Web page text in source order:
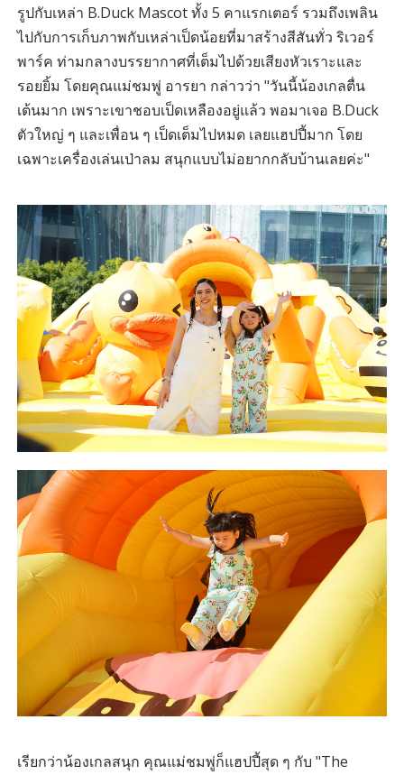
รูปกับเหล่า B.Duck Mascot ทั้ง 5 คาแรกเตอร์ รวมถึงเพลิน
ไปกับการเก็บภาพกับเหล่าเป็ดน้อยที่มาสร้างสีสันทั่ว ริเวอร์
พาร์ค ท่ามกลางบรรยากาศที่เต็มไปด้วยเสียงหัวเราะและ
รอยยิ้ม โดยคุณแม่ชมพู่ อารยา กล่าวว่า "วันนี้น้องเกลตื่น
เต้นมาก เพราะเขาชอบเป็ดเหลืองอยู่แล้ว พอมาเจอ B.Duck
ตัวใหญ่ ๆ และเพื่อน ๆ เป็ดเต็มไปหมด เลยแฮปปี้มาก โดย
เฉพาะเครื่องเล่นเป่าลม สนุกแบบไม่อยากกลับบ้านเลยค่ะ"
เรียกว่าน้องเกลสนุก คุณแม่ชมพู่ก็แฮปปี้สุด ๆ กับ "The